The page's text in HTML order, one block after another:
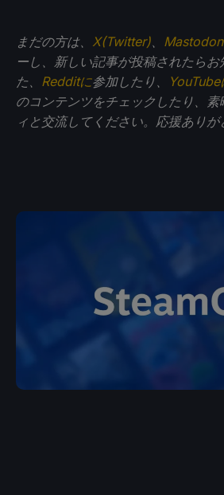
まだの方は、 X(Twitter) Mastodon
ーし、新しい記事が投稿されたら
た、 Redditに参加したり、 YouTube
のコンテンツをチェックしたり、
ィと交流してください。応援ありが